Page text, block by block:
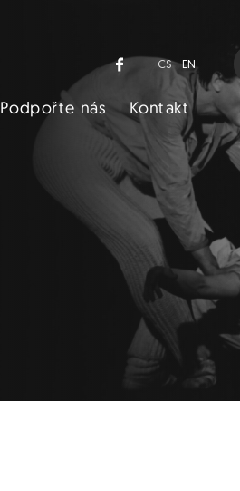
CS EN
Podpořte nás Kontakt